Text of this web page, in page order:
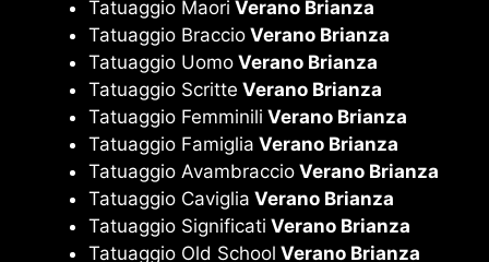
Tatuaggio Maori Verano Brianza
Tatuaggio Braccio Verano Brianza
Tatuaggio Uomo Verano Brianza
Tatuaggio Scritte Verano Brianza
Tatuaggio Femminili Verano Brianza
Tatuaggio Famiglia Verano Brianza
Tatuaggio Avambraccio Verano Brianza
Tatuaggio Caviglia Verano Brianza
Tatuaggio Significati Verano Brianza
Tatuaggio Old School Verano Brianza